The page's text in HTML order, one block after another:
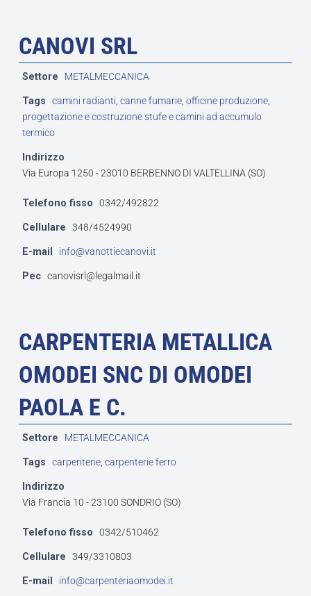
CANOVI SRL
Settore METALMECCANICA
Tags camini radianti, canne fumarie, officine produzione,
progettazione e costruzione stufe e camini ad accumulo
termico
Indirizzo
Via Europa 1250 - 23010 BERBENNO DI VALTELLINA (SO)
Telefono fisso 0342/492822
Cellulare 348/4524990
E-mail info@vanottiecanovi.it
Pec canovisrl@legalmail.it
CARPENTERIA METALLICA
OMODEI SNC DI OMODEI
PAOLA E C.
Settore METALMECCANICA
Tags carpenterie, carpenterie ferro
Indirizzo
Via Francia 10 - 23100 SONDRIO (SO)
Telefono fisso 0342/510462
Cellulare 349/3310803
E-mail info@carpenteriaomodei.it